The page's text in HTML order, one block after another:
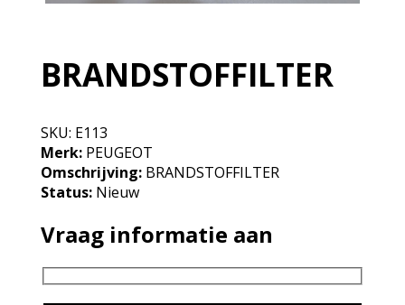
BRANDSTOFFILTER
SKU: E113
Merk:PEUGEOT
Omschrijving:BRANDSTOFFILTER
Status:Nieuw
Vraag informatie aan